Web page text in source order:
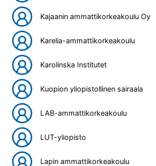
Kajaanin ammattikorkeakoulu Oy
Karelia-ammattikorkeakoulu
Karolinska Institutet
Kuopion yliopistollinen sairaala
LAB-ammattikorkeakoulu
LUT-yliopisto
Lapin ammattikorkeakoulu